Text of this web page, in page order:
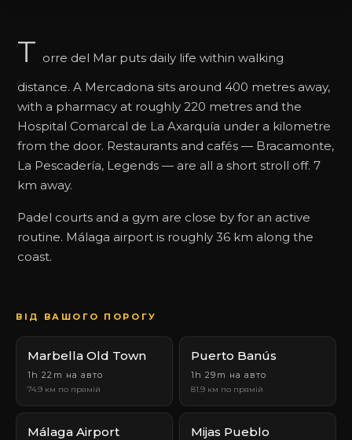
T orre del Mar puts daily life within walking
distance. A Mercadona sits around 400 metres away,
with a pharmacy at roughly 220 metres and the
Hospital Comarcal de La Axarquía under a kilometre
from the door. Restaurants and cafés — Bracamonte,
La Pescadería, Legends — are all a short stroll off. 7
km away.
Padel courts and a gym are close by for an active
routine. Málaga airport is roughly 36 km along the
coast.
ВІД ВАШОГО ПОРОГУ
Marbella Old Town
1h 22m на авто
74.9 км по прямій
Puerto Banús
1h 29m на авто
81.9 км по прямій
Málaga Airport Mijas Pueblo